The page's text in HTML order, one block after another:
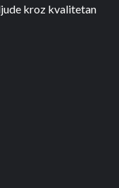
kroz kvalitetan